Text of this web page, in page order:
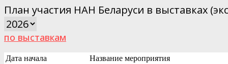
План участия НАН Беларуси в выставках
по выставкам
Дата начала
Название мероприятия